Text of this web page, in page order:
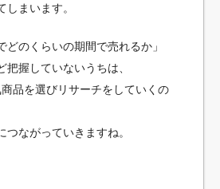
まいます。
どのくらいの期間で売れるか」
把握していないうちは、
品を選びリサーチをしていくの
ながっていきますね。